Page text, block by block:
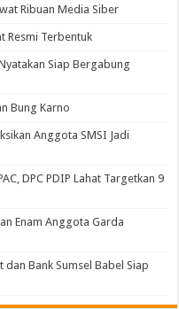
Ribuan Media Siber
Resmi Terbentuk
Siap Bergabung
Bung Karno
Anggota SMSI Jadi
DPC PDIP Lahat Targetkan 9
Enam Anggota Garda
Bank Sumsel Babel Siap